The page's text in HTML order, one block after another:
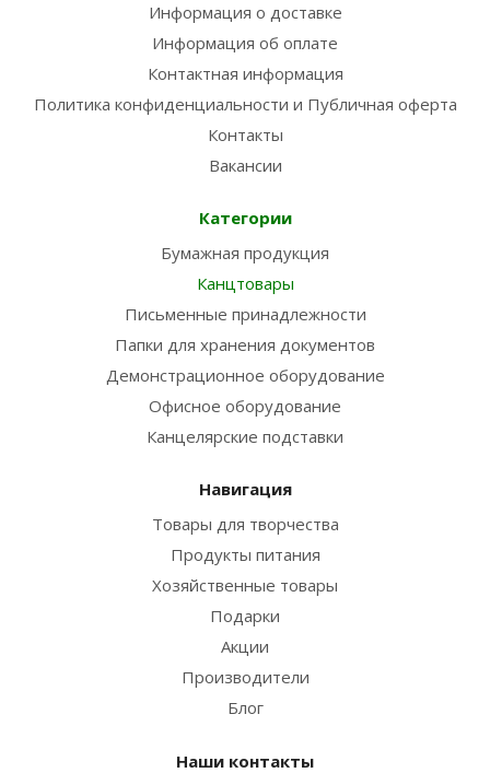
Информация о доставке
Информация об оплате
Контактная информация
Политика конфиденциальности и Публичная оферта
Контакты
Вакансии
Категории
Бумажная продукция
Канцтовары
Письменные принадлежности
Папки для хранения документов
Демонстрационное оборудование
Офисное оборудование
Канцелярские подставки
Навигация
Товары для творчества
Продукты питания
Хозяйственные товары
Подарки
Акции
Производители
Блог
Наши контакты